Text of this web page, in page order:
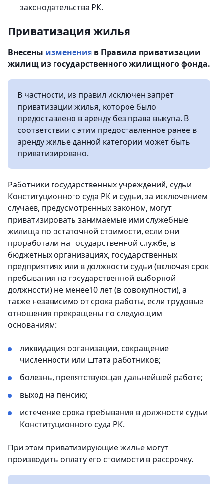
законодательства РК.
Приватизация жилья
Внесены изменения в Правила приватизации
жилищ из государственного жилищного фонда.
В частности, из правил исключен запрет
приватизации жилья, которое было
предоставлено в аренду без права выкупа. В
соответствии с этим предоставленное ранее в
аренду жилье данной категории может быть
приватизировано.
Работники государственных учреждений, судьи
Конституционного суда РК и судьи, за исключением
случаев, предусмотренных законом, могут
приватизировать занимаемые ими служебные
жилища по остаточной стоимости, если они
проработали на государственной службе, в
бюджетных организациях, государственных
предприятиях или в должности судьи (включая срок
пребывания на государственной выборной
должности) не менее10 лет (в совокупности), а
также независимо от срока работы, если трудовые
отношения прекращены по следующим
основаниям:
ликвидация организации, сокращение
численности или штата работников;
болезнь, препятствующая дальнейшей работе;
выход на пенсию;
истечение срока пребывания в должности судьи
Конституционного суда РК.
При этом приватизирующие жилье могут
производить оплату его стоимости в рассрочку.